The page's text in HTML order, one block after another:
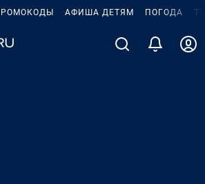
АФИША ДЕТЯМ ПОГОДА